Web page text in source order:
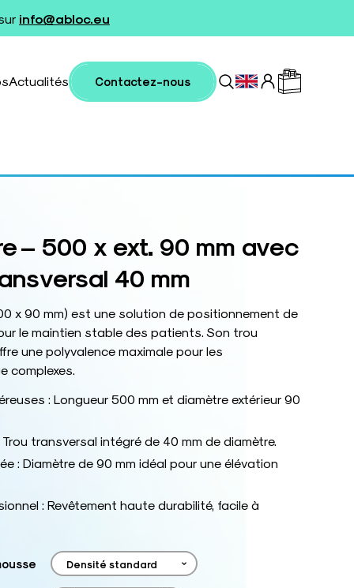
info@abloc.eu
Actualités Contactez-nous
– 500 x ext. 90 mm avec
40 mm
x 90 mm) est une solution de positionnement de
le maintien stable des patients. Son trou
une polyvalence maximale pour les
complexes.
: Longueur 500 mm et diamètre extérieur 90
Trou transversal intégré de 40 mm de diamètre.
: Diamètre de 90 mm idéal pour une élévation
: Revêtement haute durabilité, facile à